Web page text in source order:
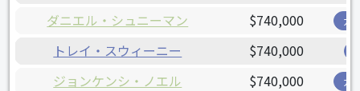
ダニエル・シュニーマン $740,000 ガ
トレイ・スウィーニー $740,000
ジョンケンシ・ノエル $740,000 ガ